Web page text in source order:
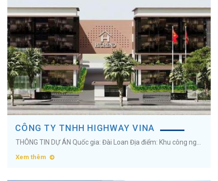
CÔNG TY TNHH HIGHWAY VINA
THÔNG TIN DỰ ÁN Quốc gia: Đài Loan Địa điểm: Khu công nghiệp Quế Võ II, Tỉnh Bắc Ninh Diện tích:&nbsp;18.000m2 Ngành nghề:&nbsp;Sản xuất sản phẩm từ gỗ ...
Xem thêm